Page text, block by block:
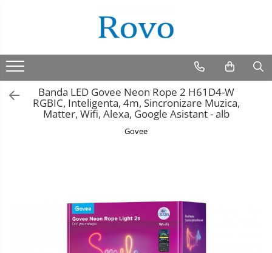
Banda LED Govee Neon Rope 2 H61D4-W
RGBIC, Inteligenta, 4m, Sincronizare Muzica,
Matter, Wifi, Alexa, Google Asistant - alb
Govee